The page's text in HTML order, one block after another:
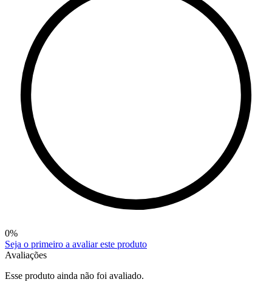
0%
Seja o primeiro a avaliar este produto
Avaliações
Esse produto ainda não foi avaliado.